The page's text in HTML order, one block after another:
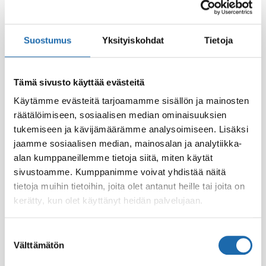
Suostumus Yksityiskohdat Tietoja
Tämä sivusto käyttää evästeitä
Käytämme evästeitä tarjoamamme sisällön ja mainosten
räätälöimiseen, sosiaalisen median ominaisuuksien
tukemiseen ja kävijämäärämme analysoimiseen. Lisäksi
jaamme sosiaalisen median, mainosalan ja analytiikka-
alan kumppaneillemme tietoja siitä, miten käytät
sivustoamme. Kumppanimme voivat yhdistää näitä
tietoja muihin tietoihin, joita olet antanut heille tai joita on
kerätty, kun olet käyttänyt heidän palvelujaan.
valinta
Välttämätön
Eläintiladesi 500 ml
8.00€
Lisää ostoskoriin
Softcare Palju,
poreamme ja uima-
allasdesi 1000 ml
24.00 €
Lisää ostoskoriin